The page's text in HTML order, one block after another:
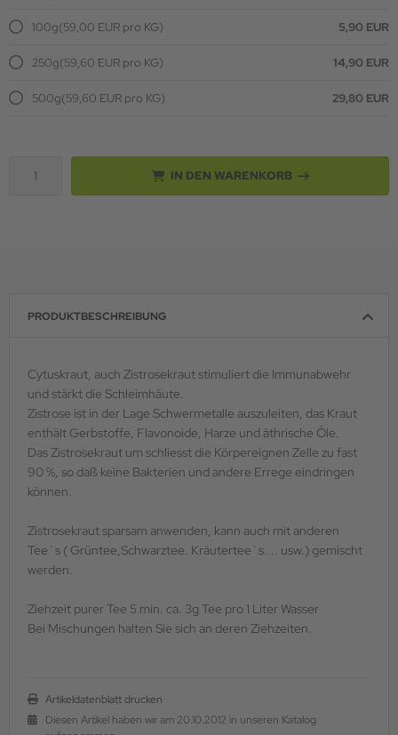
100g(59,00 EUR pro KG) 5,90 EUR
250g(59,60 EUR pro KG) 14,90 EUR
500g(59,60 EUR pro KG) 29,80 EUR
IN DEN WARENKORB
PRODUKTBESCHREIBUNG
Cytuskraut, auch Zistrosekraut stimuliert die Immunabwehr
und stärkt die Schleimhäute.
Zistrose ist in der Lage Schwermetalle auszuleiten, das Kraut
enthält Gerbstoffe, Flavonoide, Harze und äthrische Öle.
Das Zistrosekraut um schliesst die Körpereignen Zelle zu fast
90 %, so daß keine Bakterien und andere Errege eindringen
können.
Zistrosekraut sparsam anwenden, kann auch mit anderen
Tee`s ( Grüntee,Schwarztee. Kräutertee`s.... usw.) gemischt
werden.
Ziehzeit purer Tee 5 min. ca. 3g Tee pro 1 Liter Wasser
Bei Mischungen halten Sie sich an deren Ziehzeiten.
Artikeldatenblatt drucken
Diesen Artikel haben wir am 20.10.2012 in unseren Katalog